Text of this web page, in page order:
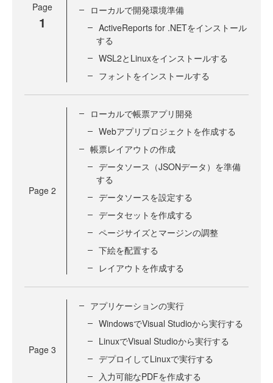
Page
1
ローカルで開発環境準備
ActiveReports for .NETをインストール
する
WSL2とLinuxをインストールする
フォントをインストールする
Page 2
ローカルで帳票アプリ開発
Webアプリプロジェクトを作成する
帳票レイアウトの作成
データソース（JSONデータ）を準備
する
データソースを設定する
データセットを作成する
ページサイズとマージンの調整
下絵を配置する
レイアウトを作成する
Page 3
アプリケーションの実行
WindowsでVisual Studioから実行する
LinuxでVisual Studioから実行する
デプロイしてLinuxで実行する
入力可能なPDFを作成する